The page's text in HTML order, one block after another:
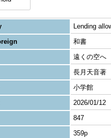
Lending
和書
遠くの空へ
長月天音著
小学館
2026/01/12
847
359p